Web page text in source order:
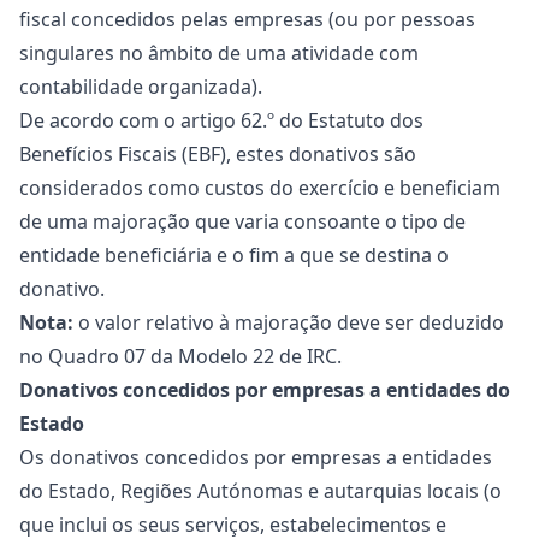
fiscal concedidos pelas empresas (ou por pessoas
singulares no âmbito de uma atividade com
contabilidade organizada).
De acordo com o artigo 62.º do Estatuto dos
Benefícios Fiscais (EBF), estes donativos são
considerados como custos do exercício e beneficiam
de uma majoração que varia consoante o tipo de
entidade beneficiária e o fim a que se destina o
donativo.
Nota: o valor relativo à majoração deve ser deduzido
no Quadro 07 da Modelo 22 de IRC.
Donativos concedidos por empresas a entidades do
Estado
Os donativos concedidos por empresas a entidades
do Estado, Regiões Autónomas e autarquias locais (o
que inclui os seus serviços, estabelecimentos e